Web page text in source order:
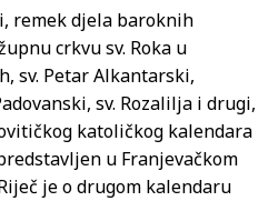
remek djela baroknih
crkvu sv. Roka u
sv. Petar Alkantarski,
sv. Rozalilja i drugi,
katoličkog kalendara
u Franjevačkom
je o drugom kalendaru